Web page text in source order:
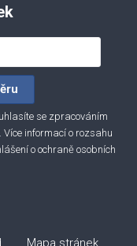
se zpracováním
informací o rozsahu
o ochraně osobních
Mapa stránek